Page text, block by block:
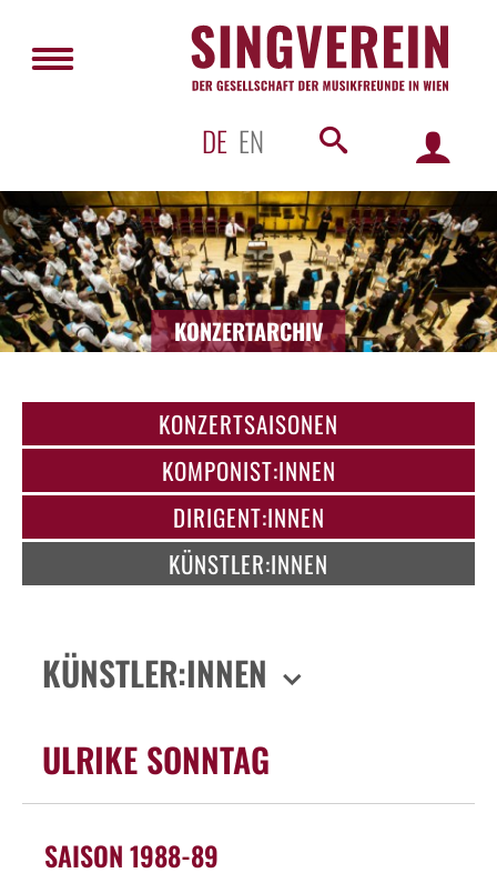
DE EN
KONZERTARCHIV
KONZERTSAISONEN
KOMPONIST:INNEN
DIRIGENT:INNEN
KÜNSTLER:INNEN
KÜNSTLER:INNEN
ULRIKE SONNTAG
SAISON 1988-89